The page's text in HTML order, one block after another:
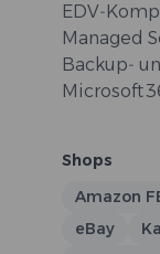
Managed
Backup‑
Microsoft
Shops
Amazon
eBay